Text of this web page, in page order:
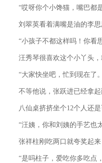
“哎呀你个小馋猫，嘴巴都
刘翠英看着满嘴是油的李思
“小孩子不都这样吗！你看
汪秀琴很喜欢这个小丫头，
“大家快坐吧，忙到现在了。
不等他说，张跃进已经拿起
八仙桌挤挤坐个12个人还是
“汪姨，你和刘姨的手艺也太
张祥柱刚吃两口就夸奖起来
“是吗柱子，爱吃你多吃点